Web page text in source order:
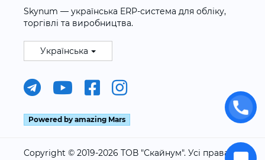
Skynum — українська ERP-система для обліку,
торгівлі та виробництва.
Українська
Powered by amazing Mars
Copyright © 2019-2026 ТОВ "Скайнум". Усі права